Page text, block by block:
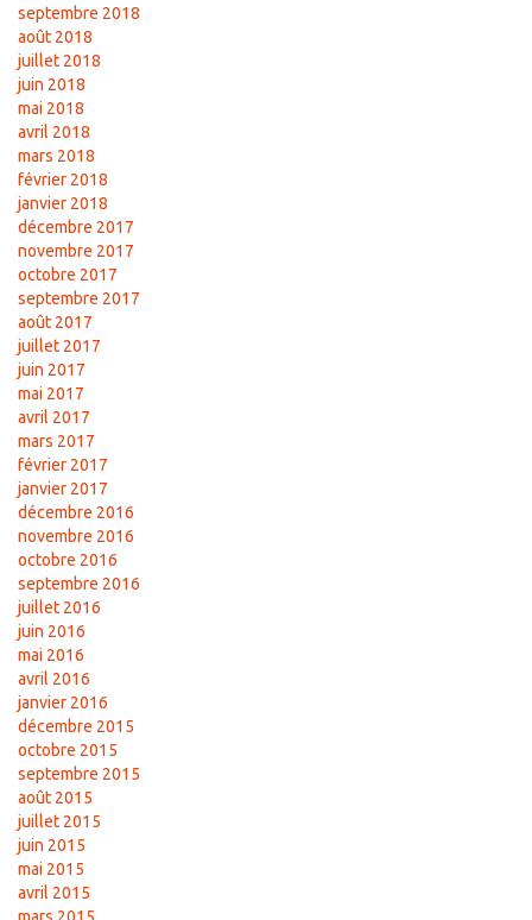
septembre 2018
août 2018
juillet 2018
juin 2018
mai 2018
avril 2018
mars 2018
février 2018
janvier 2018
décembre 2017
novembre 2017
octobre 2017
septembre 2017
août 2017
juillet 2017
juin 2017
mai 2017
avril 2017
mars 2017
février 2017
janvier 2017
décembre 2016
novembre 2016
octobre 2016
septembre 2016
juillet 2016
juin 2016
mai 2016
avril 2016
janvier 2016
décembre 2015
octobre 2015
septembre 2015
août 2015
juillet 2015
juin 2015
mai 2015
avril 2015